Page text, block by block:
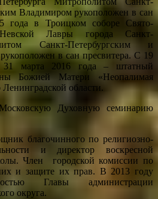
Владимиром рукоположен в сан
года в Троицком соборе Свято-
Невской Лавры города Санкт-
Санкт-Петербургским и
в сан пресвитера. С 19
31 марта 2016 года – штатный
Божией Матери «Неопалимая
области.
Духовную семинарию
благочинного по религиозно-
и директор воскресной
Член городской комиссии по
и защите их прав. В 2013 году
Главы администрации
округа.